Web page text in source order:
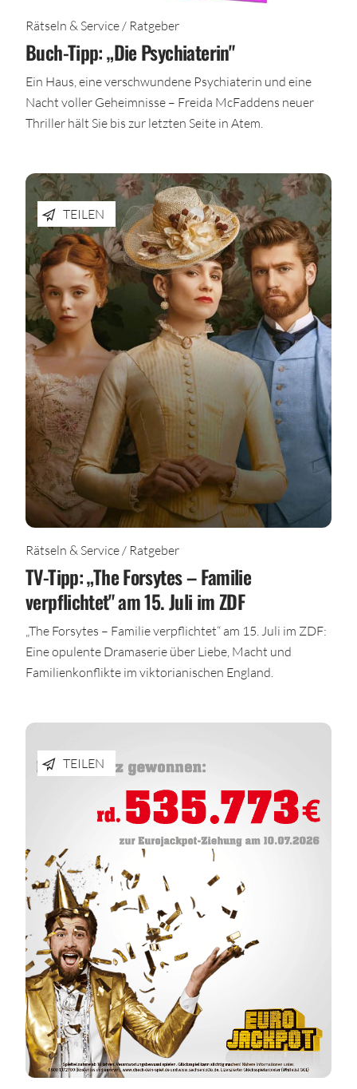
Rätseln & Service / Ratgeber
Buch-Tipp: „Die Psychiaterin"
Ein Haus, eine verschwundene Psychiaterin und eine
Nacht voller Geheimnisse – Freida McFaddens neuer
Thriller hält Sie bis zur letzten Seite in Atem.
TEILEN
Rätseln & Service / Ratgeber
TV-Tipp: „The Forsytes – Familie
verpflichtet" am 15. Juli im ZDF
„The Forsytes – Familie verpflichtet“ am 15. Juli im ZDF:
Eine opulente Dramaserie über Liebe, Macht und
Familienkonflikte im viktorianischen England.
TEILEN